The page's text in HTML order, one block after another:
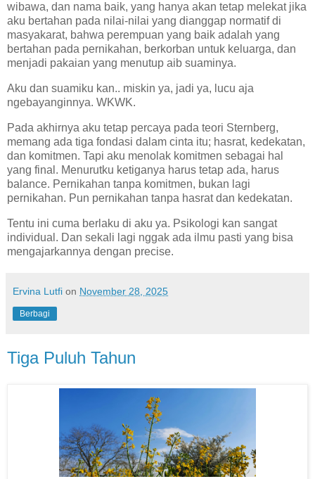
wibawa, dan nama baik, yang hanya akan tetap melekat jika
aku bertahan pada nilai-nilai yang dianggap normatif di
masyakarat, bahwa perempuan yang baik adalah yang
bertahan pada pernikahan, berkorban untuk keluarga, dan
menjadi pakaian yang menutup aib suaminya.
Aku dan suamiku kan.. miskin ya, jadi ya, lucu aja
ngebayanginnya. WKWK.
Pada akhirnya aku tetap percaya pada teori Sternberg,
memang ada tiga fondasi dalam cinta itu; hasrat, kedekatan,
dan komitmen. Tapi aku menolak komitmen sebagai hal
yang final. Menurutku ketiganya harus tetap ada, harus
balance. Pernikahan tanpa komitmen, bukan lagi
pernikahan. Pun pernikahan tanpa hasrat dan kedekatan.
Tentu ini cuma berlaku di aku ya. Psikologi kan sangat
individual. Dan sekali lagi nggak ada ilmu pasti yang bisa
mengajarkannya dengan precise.
Ervina Lutfi on November 28, 2025
Berbagi
Tiga Puluh Tahun